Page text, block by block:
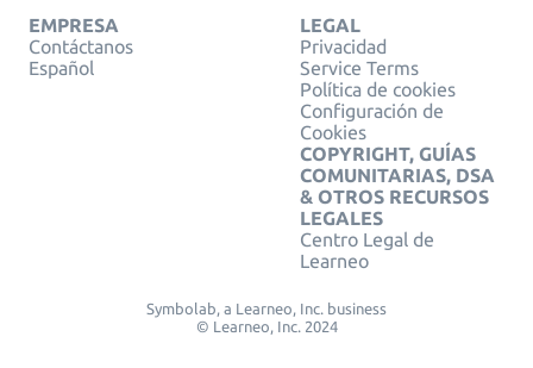
EMPRESA
Contáctanos
Español
LEGAL
Privacidad
Service Terms
Política de cookies
Configuración de
Cookies
COPYRIGHT, GUÍAS
COMUNITARIAS, DSA
& OTROS RECURSOS
LEGALES
Centro Legal de
Learneo
Symbolab, a Learneo, Inc. business
© Learneo, Inc. 2024